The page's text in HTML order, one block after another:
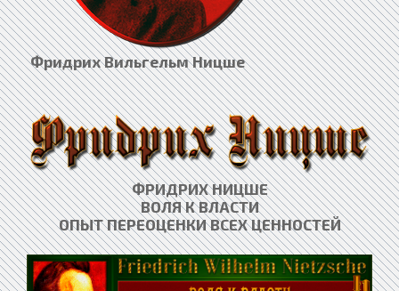
Фридрих Вильгельм Ницше
ФРИДРИХ НИЦШЕ
ВОЛЯ К ВЛАСТИ
ОПЫТ ПЕРЕОЦЕНКИ ВСЕХ ЦЕННОСТЕЙ​